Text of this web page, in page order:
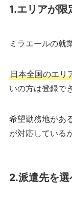
1.エリアが限
ミラエールの就
日本全国のエリ
いの方は登録で
希望勤務地があ
が対応している
2.派遣先を